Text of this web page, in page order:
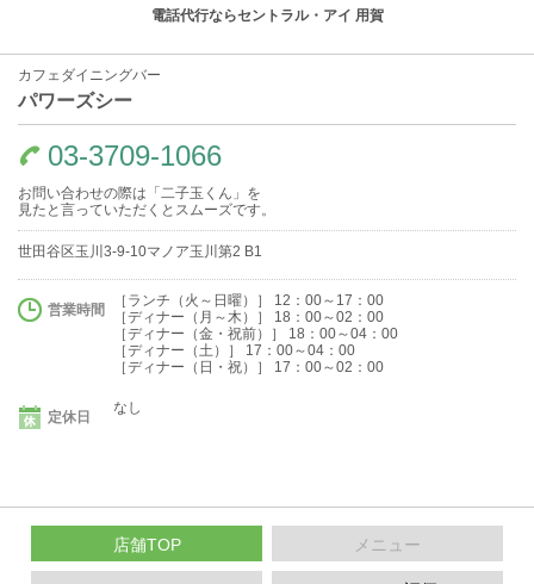
電話代行ならセントラル・アイ 用賀
カフェダイニングバー
パワーズシー
03-3709-1066
お問い合わせの際は「二子玉くん」を
見たと言っていただくとスムーズです。
世田谷区玉川3-9-10マノア玉川第2 B1
営業時間
［ランチ（火～日曜）］ 12：00～17：00
［ディナー（月～木）］ 18：00～02：00
［ディナー（金・祝前）］ 18：00～04：00
［ディナー（土）］ 17：00～04：00
［ディナー（日・祝）］ 17：00～02：00
定休日
なし
店舗TOP メニュー